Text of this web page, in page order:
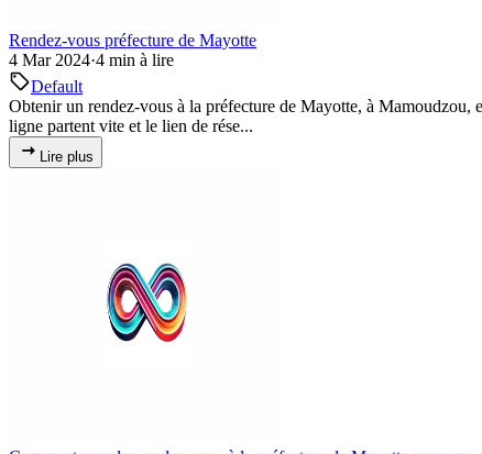
Rendez-vous préfecture de Mayotte
4 Mar 2024·4 min à lire
Default
Obtenir un rendez-vous à la préfecture de Mayotte, à Mamoudzou,
ligne partent vite et le lien de rése...
Lire plus